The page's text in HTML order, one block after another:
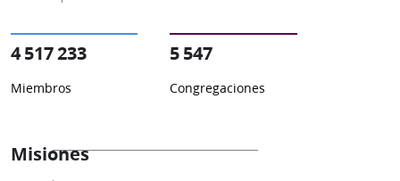
4 517 233
Miembros
5 547
Congregaciones
Misiones